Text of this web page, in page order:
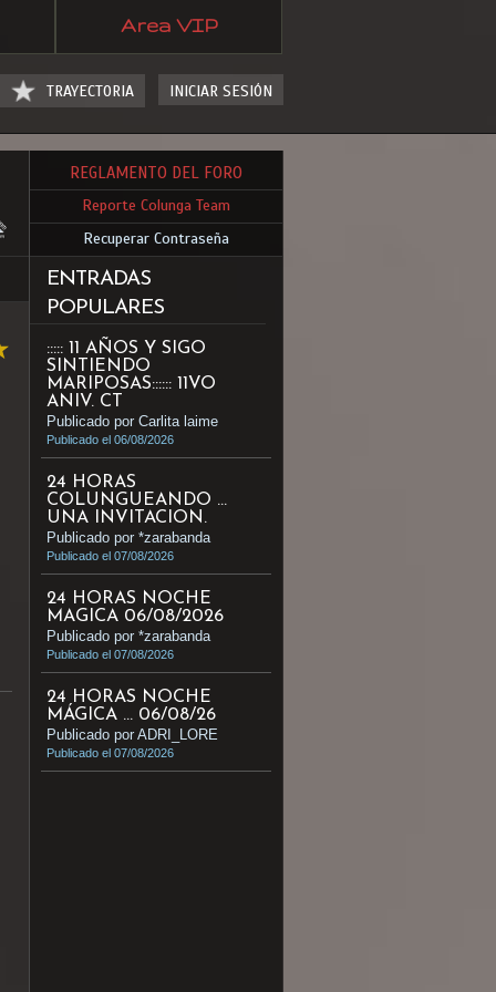
Area VIP
INICIAR SESIÓN
TRAYECTORIA
REGLAMENTO DEL FORO
Reporte Colunga Team
Recuperar Contraseña
ENTRADAS
POPULARES
::::: 11 AÑOS Y SIGO
SINTIENDO
MARIPOSAS:::::: 11VO
ANIV. CT
Publicado por Carlita laime
Publicado el 06/08/2026
24 HORAS
COLUNGUEANDO ...
UNA INVITACION.
Publicado por *zarabanda
Publicado el 07/08/2026
24 HORAS NOCHE
MAGICA 06/08/2026
Publicado por *zarabanda
Publicado el 07/08/2026
24 HORAS NOCHE
MÁGICA ... 06/08/26
Publicado por ADRI_LORE
Publicado el 07/08/2026